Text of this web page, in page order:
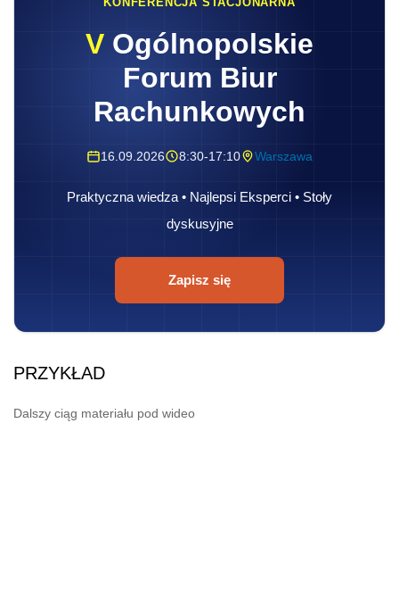
V Ogólnopolskie
Forum Biur
Rachunkowych
16.09.2026 8:30-17:10 Warszawa
Praktyczna wiedza • Najlepsi Eksperci • Stoły
dyskusyjne
Zapisz się
PRZYKŁAD
Dalszy ciąg materiału pod wideo